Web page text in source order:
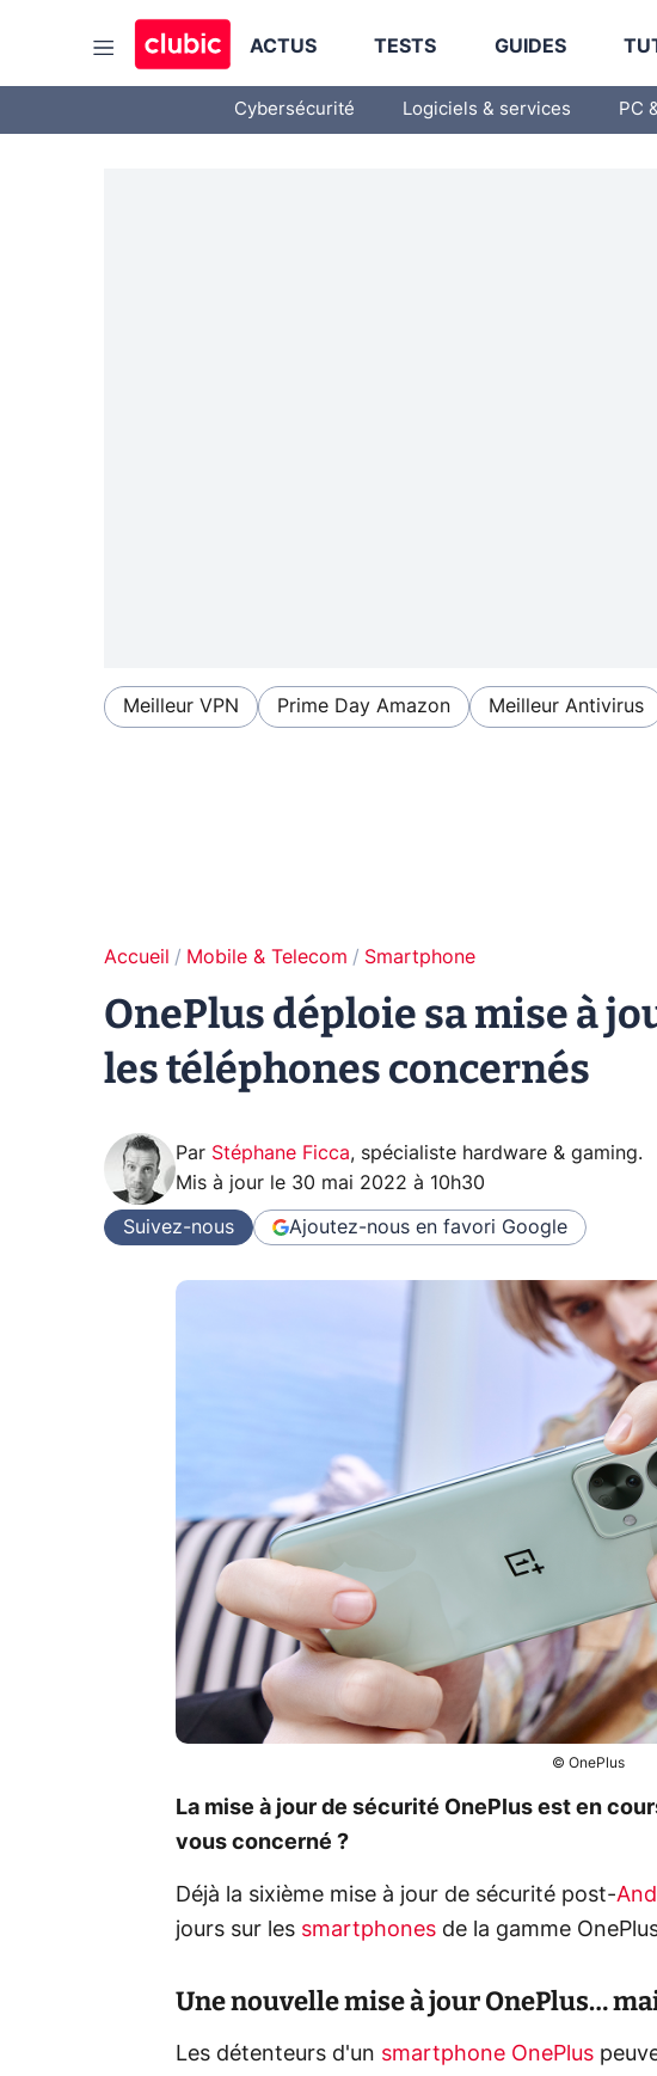
ACTUS TESTS GUIDES
Cybersécurité Logiciels & services PC
Meilleur VPN Prime Day Amazon Meilleur Antivirus
Accueil Mobile & Telecom Smartphone
OnePlus déploie sa mise à
les téléphones concernés
Par Stéphane Ficca, spécialiste hardware & gaming.
Mis à jour le 30 mai 2022 à 10h30
Suivez-nous Ajoutez-nous en favori Google
© OnePlus
La mise à jour de sécurité OnePlus est en
vous concerné ?
Déjà la sixième mise à jour de sécurité post-
jours sur les smartphones de la gamme
Une nouvelle mise à jour OnePlus…
Les détenteurs d'un smartphone OnePlus